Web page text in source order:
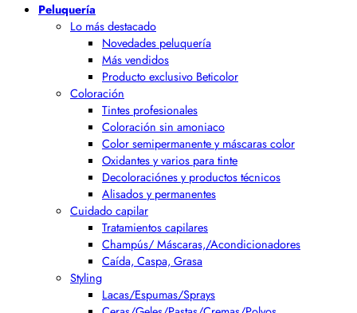
Peluquería
Lo más destacado
Novedades peluquería
Más vendidos
Producto exclusivo Beticolor
Coloración
Tintes profesionales
Coloración sin amoniaco
Color semipermanente y máscaras color
Oxidantes y varios para tinte
Decoloraciónes y productos técnicos
Alisados y permanentes
Cuidado capilar
Tratamientos capilares
Champús/ Máscaras,/Acondicionadores
Caída, Caspa, Grasa
Styling
Lacas/Espumas/Sprays